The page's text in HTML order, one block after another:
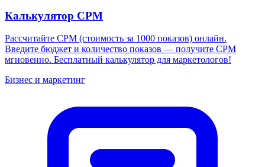
Калькулятор CPM
Рассчитайте CPM (стоимость за 1000 показов) онлайн.
Введите бюджет и количество показов — получите CPM
мгновенно. Бесплатный калькулятор для маркетологов!
Бизнес и маркетинг